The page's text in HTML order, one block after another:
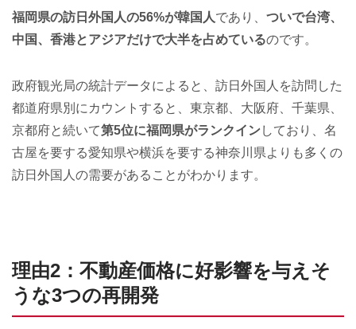
福岡県の訪日外国人の56%が韓国人であり、 ついで台湾、
中国、香港とアジアだけで大半を占めているのです。
政府観光局の統計データによると、訪日外国人を訪問した
都道府県別にカウントすると、東京都、大阪府、千葉県、
京都府と続いて第5位に福岡県がランクインしており、名
古屋を要する愛知県や横浜を要する神奈川県よりも多くの
訪日外国人の需要があることがわかります。
理由2：不動産価格に好影響を与えそ
うな3つの再開発